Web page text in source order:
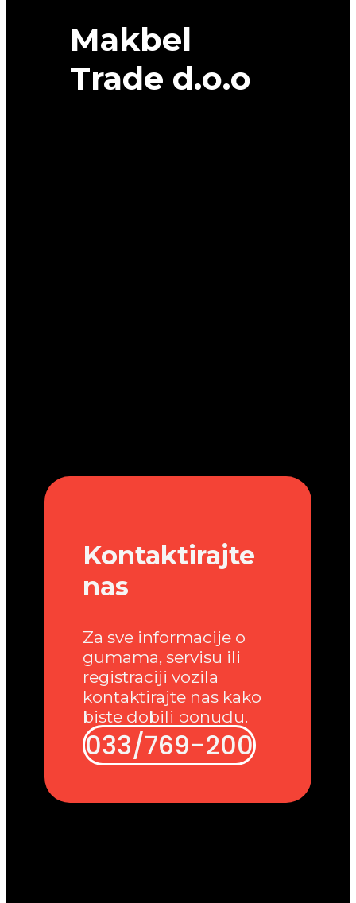
Makbel
Trade d.o.o
Kontaktirajte
nas
Za sve informacije o
gumama, servisu ili
registraciji vozila
kontaktirajte nas kako
biste dobili ponudu.
033/769-200